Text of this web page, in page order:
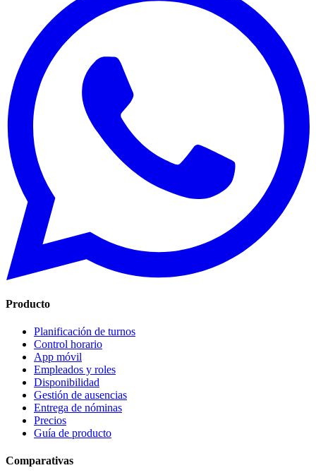
Producto
Planificación de turnos
Control horario
App móvil
Empleados y roles
Disponibilidad
Gestión de ausencias
Entrega de nóminas
Precios
Guía de producto
Comparativas